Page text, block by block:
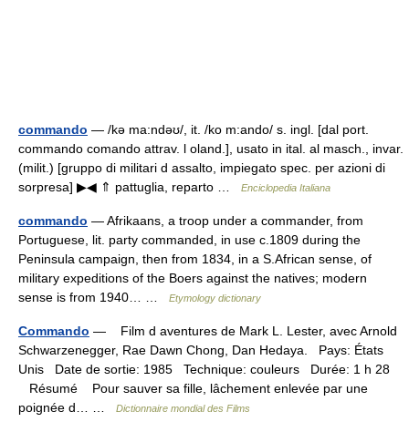
commando — /kə ma:ndəʊ/, it. /ko m:ando/ s. ingl. [dal port.
commando comando attrav. l oland.], usato in ital. al masch., invar.
(milit.) [gruppo di militari d assalto, impiegato spec. per azioni di
sorpresa] ▶◀ ⇑ pattuglia, reparto …
Enciclopedia Italiana
commando — Afrikaans, a troop under a commander, from
Portuguese, lit. party commanded, in use c.1809 during the
Peninsula campaign, then from 1834, in a S.African sense, of
military expeditions of the Boers against the natives; modern
sense is from 1940… …
Etymology dictionary
Commando — Film d aventures de Mark L. Lester, avec Arnold
Schwarzenegger, Rae Dawn Chong, Dan Hedaya. Pays: États
Unis Date de sortie: 1985 Technique: couleurs Durée: 1 h 28
Résumé Pour sauver sa fille, lâchement enlevée par une
poignée d… …
Dictionnaire mondial des Films